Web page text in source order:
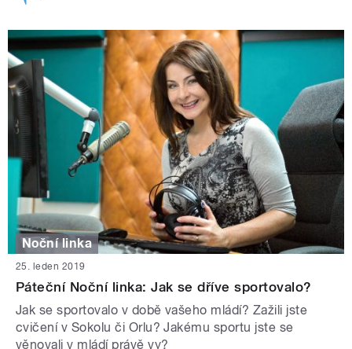
Noční linka
25. leden 2019
Páteční Noční linka: Jak se dříve sportovalo?
Jak se sportovalo v době vašeho mládí? Zažili jste
cvičení v Sokolu či Orlu? Jakému sportu jste se
věnovali v mládí právě vy?